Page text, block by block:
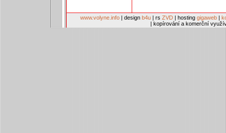
www.volyne.info | design b4u | rs ZVD | hosting gigaweb |
| kopírování a komerční